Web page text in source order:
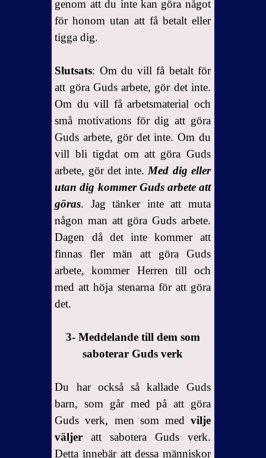
genom att du inte kan göra något
för honom utan att få betalt eller
tigga dig.
Slutsats: Om du vill få betalt för
att göra Guds arbete, gör det inte.
Om du vill få arbetsmaterial och
små motivations för dig att göra
Guds arbete, gör det inte. Om du
vill bli tigdat om att göra Guds
arbete, gör det inte. Med dig eller
utan dig kommer Guds arbete att
göras. Jag tänker inte att muta
någon man att göra Guds arbete.
Dagen då det inte kommer att
finnas fler män att göra Guds
arbete, kommer Herren till och
med att höja stenarna för att göra
det.
3- Meddelande till dem som
saboterar Guds verk
Du har också så kallade Guds
barn, som går med på att göra
Guds verk, men som med vilje
väljer att sabotera Guds verk.
Detta innebär att dessa människor